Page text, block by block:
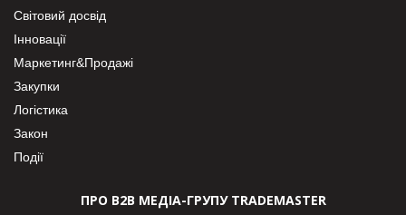
Світовий досвід
Інновації
Маркетинг&Продажі
Закупки
Логістика
Закон
Події
ПРО В2В МЕДІА-ГРУПУ TRADEMASTER